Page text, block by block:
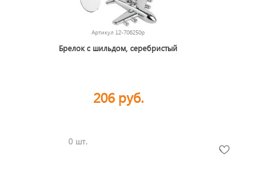
Артикул 12-706250p
Брелок с шильдом, серебристый
206 руб.
0 шт.